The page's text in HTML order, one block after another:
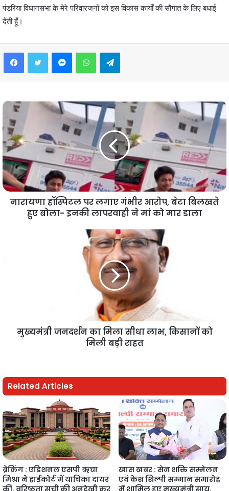
पंडरिया विधानसभा के मेरे परिवारजनों को इस विकास कार्यों की सौगात के लिए बधाई
देती हूँ।
FacebookTwitter MessengerWhatsAppTelegram
नारायणा हॉस्पिटल पर लगाए गंभीर आरोप, बेटा बिलखते
हुए बोला- इनकी लापरवाही ने मां को मार डाला
मुख्यमंत्री जनदर्शन का मिला सीधा लाभ, किसानों को
मिली बड़ी राहत
Related Articles
ब्रेकिंग : एडिशनल एसपी ऋचा
मिश्रा ने हाईकोर्ट में याचिका दायर
खास खबर : सेन शक्ति सम्मेलन
एवं केश शिल्पी सम्मान समारोह